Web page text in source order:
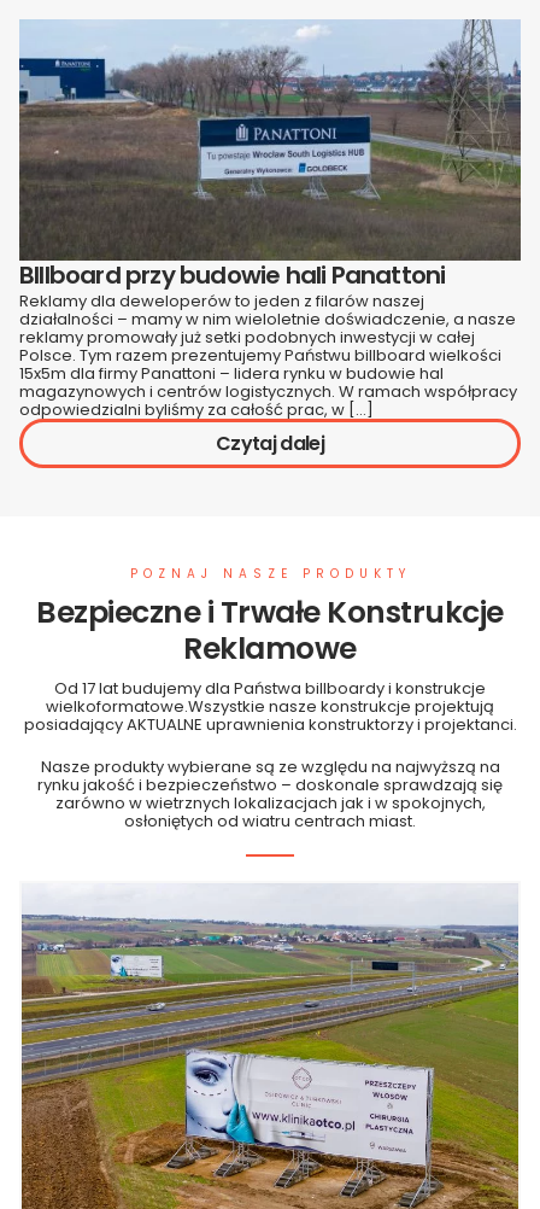
BIllboard przy budowie hali Panattoni
Reklamy dla deweloperów to jeden z filarów naszej
działalności – mamy w nim wieloletnie doświadczenie, a nasze
reklamy promowały już setki podobnych inwestycji w całej
Polsce. Tym razem prezentujemy Państwu billboard wielkości
15x5m dla firmy Panattoni – lidera rynku w budowie hal
magazynowych i centrów logistycznych. W ramach współpracy
odpowiedzialni byliśmy za całość prac, w […]
Czytaj dalej
POZNAJ NASZE PRODUKTY
Bezpieczne i Trwałe Konstrukcje
Reklamowe
Od 17 lat budujemy dla Państwa billboardy i konstrukcje
wielkoformatowe.Wszystkie nasze konstrukcje projektują
posiadający AKTUALNE uprawnienia konstruktorzy i projektanci.
Nasze produkty wybierane są ze względu na najwyższą na
rynku jakość i bezpieczeństwo – doskonale sprawdzają się
zarówno w wietrznych lokalizacjach jak i w spokojnych,
osłoniętych od wiatru centrach miast.